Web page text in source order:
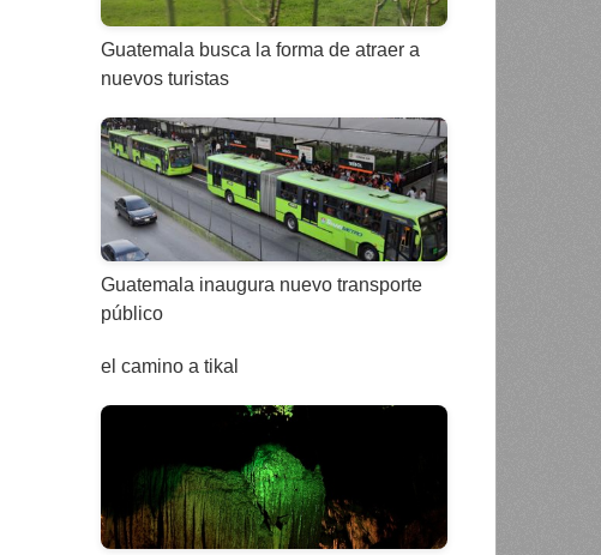
Guatemala busca la forma de atraer a
nuevos turistas
Guatemala inaugura nuevo transporte
público
el camino a tikal